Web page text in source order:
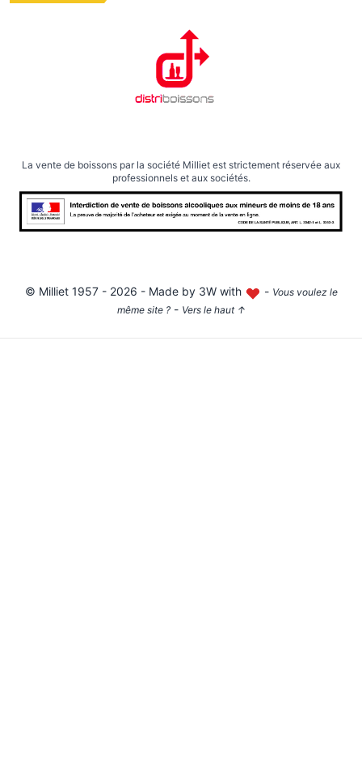
La vente de boissons par la société Milliet est strictement réservée aux
professionnels et aux sociétés.
© Milliet1957 - 2026 - Made by 3W with - Vous voulez le
même site ?- Vers le haut ↑